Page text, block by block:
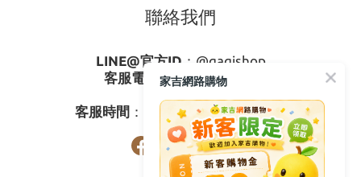
聯絡我們
LINE@官方ID ： @gagishop
客服電話 ：0800-273795
客服時間 ：週一至週五08:30-17:30
家吉網路購物